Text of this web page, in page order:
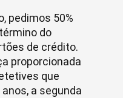
pedimos 50%
do
de crédito.
proporcionada
que
a segunda